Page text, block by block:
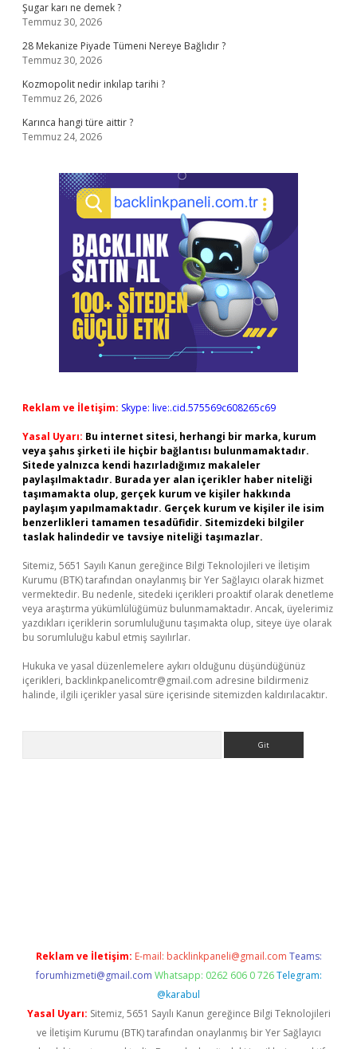
Şugar karı ne demek ?
Temmuz 30, 2026
28 Mekanize Piyade Tümeni Nereye Bağlıdır ?
Temmuz 30, 2026
Kozmopolit nedir inkılap tarihi ?
Temmuz 26, 2026
Karınca hangi türe aittir ?
Temmuz 24, 2026
Reklam ve İletişim: Skype: live:.cid.575569c608265c69
Yasal Uyarı: Bu internet sitesi, herhangi bir marka, kurum
veya şahıs şirketi ile hiçbir bağlantısı bulunmamaktadır.
Sitede yalnızca kendi hazırladığımız makaleler
paylaşılmaktadır. Burada yer alan içerikler haber niteliği
taşımamakta olup, gerçek kurum ve kişiler hakkında
paylaşım yapılmamaktadır. Gerçek kurum ve kişiler ile isim
benzerlikleri tamamen tesadüfidir. Sitemizdeki bilgiler
taslak halindedir ve tavsiye niteliği taşımazlar.
Sitemiz, 5651 Sayılı Kanun gereğince Bilgi Teknolojileri ve İletişim
Kurumu (BTK) tarafından onaylanmış bir Yer Sağlayıcı olarak hizmet
vermektedir. Bu nedenle, sitedeki içerikleri proaktif olarak denetleme
veya araştırma yükümlülüğümüz bulunmamaktadır. Ancak, üyelerimiz
yazdıkları içeriklerin sorumluluğunu taşımakta olup, siteye üye olarak
bu sorumluluğu kabul etmiş sayılırlar.
Hukuka ve yasal düzenlemelere aykırı olduğunu düşündüğünüz
içerikleri, backlinkpanelicomtr@gmail.com adresine bildirmeniz
halinde, ilgili içerikler yasal süre içerisinde sitemizden kaldırılacaktır.
Reklam ve İletişim: E-mail: backlinkpaneli@gmail.com Teams:
forumhizmeti@gmail.com Whatsapp: 0262 606 0 726 Telegram:
@karabul
Yasal Uyarı: Sitemiz, 5651 Sayılı Kanun gereğince Bilgi Teknolojileri
ve İletişim Kurumu (BTK) tarafından onaylanmış bir Yer Sağlayıcı